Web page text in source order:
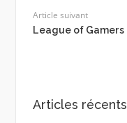
Article suivant
League of Gamers
Articles récents